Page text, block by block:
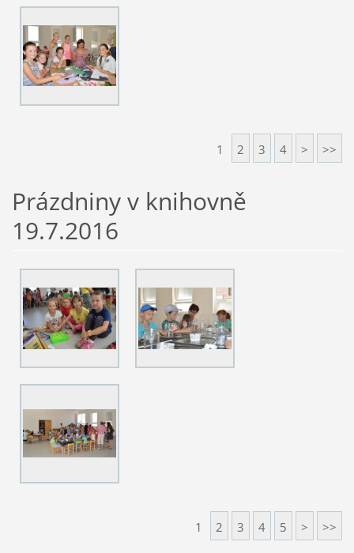
1 2 3 4 > >>
Prázdniny v knihovně
19.7.2016
1 2 3 4 5 > >>